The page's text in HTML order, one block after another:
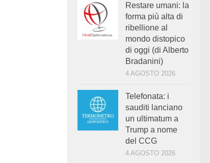
Restare umani: la
forma più alta di
ribellione al
mondo distopico
di oggi (di Alberto
Bradanini)
4 AGOSTO 2026
Telefonata: i
sauditi lanciano
un ultimatum a
Trump a nome
del CCG
4 AGOSTO 2026